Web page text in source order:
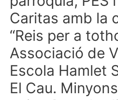
Caritas amb la
“Reis per a
Associació de
Escola Hamlet
El Cau.